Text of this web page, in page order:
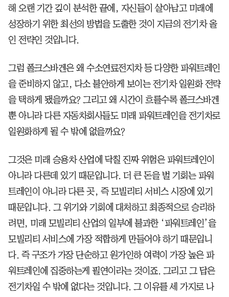
해 오랜 기간 깊이 분석한 끝에, 자신들이 살아남고 미래에
성장하기 위한 최선의 방법을 도출한 것이 지금의 전기차 올
인 전략인 것입니다.
그럼 폴크스바겐은 왜 수소연료전지차 등 다양한 파워트레인
을 준비하지 않고, 다소 불안하게 보이는 전기차 일원화 전략
을 택하게 됐을까요? 그리고 왜 시간이 흐를수록 폴크스바겐
뿐 아니라 다른 자동차회사들도 미래 파워트레인을 전기차로
일원화하게 될 수 밖에 없을까요?
그것은 미래 승용차 산업에 닥칠 진짜 위험은 파워트레인이
아니라 다른데 있기 때문입니다. 더 큰 돈을 벌 기회는 파워
트레인이 아니라 다른 곳, 즉 모빌리티 서비스 시장에 있기
때문입니다. 그 위기와 기회에 대처하고 최종적으로 승리하
려면, 미래 모빌리티 산업의 일부에 불과한 ‘파워트레인’을
모빌리티 서비스에 가장 적합하게 만들어야 하기 때문입니
다. 즉 구조가 가장 단순하고 원가인하 여력이 가장 높은 파
워트레인에 집중하는게 필연이라는 것이죠. 그리고 그 답은
전기차일 수 밖에 없다는 것입니다. 그 이유를 세 가지로 나